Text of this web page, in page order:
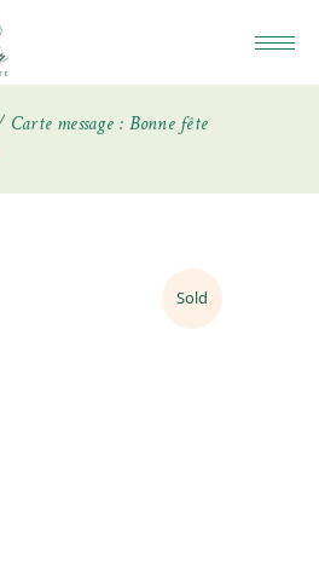
Carte message : Bonne fête
Sold